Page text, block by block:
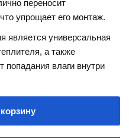
переносит
упрощает его монтаж.
является универсальная
а также
попадания влаги внутри